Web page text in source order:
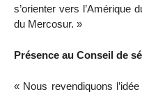
s’orienter vers l’Amérique
du Mercosur. »
Présence au Conseil de
« Nous revendiquons